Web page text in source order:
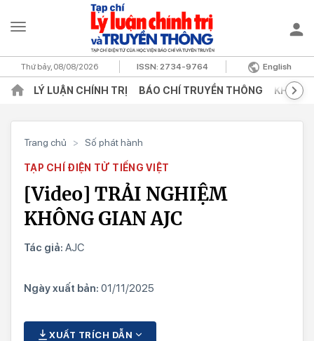
Thứ bảy, 08/08/2026 ISSN:2734-9764 English
LÝ LUẬN CHÍNH TRỊ BÁO CHÍ TRUYỀN THÔNG KHOA
Trang chủ > Số phát hành
TẠP CHÍ ĐIỆN TỬ TIẾNG VIỆT
[Video] TRẢI NGHIỆM
KHÔNG GIAN AJC
Tác giả: AJC
Ngày xuất bản: 01/11/2025
XUẤT TRÍCH DẪN